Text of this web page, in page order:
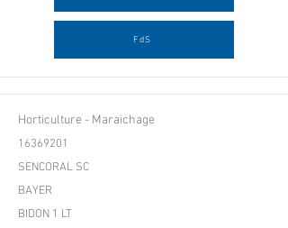
FdS
Horticulture - Maraichage
16369201
SENCORAL SC
BAYER
BIDON 1 LT